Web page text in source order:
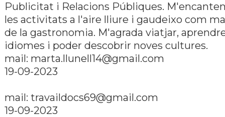
Publicitat i Relacions Públiques.
les activitats a l'aire lliure i gaudeixo com
de la gastronomia. M'agrada viatjar,
idiomes i poder descobrir noves cultures.
mail: marta.llunell14@gmail.com
19-09-2023
mail: travaildocs69@gmail.com
19-09-2023